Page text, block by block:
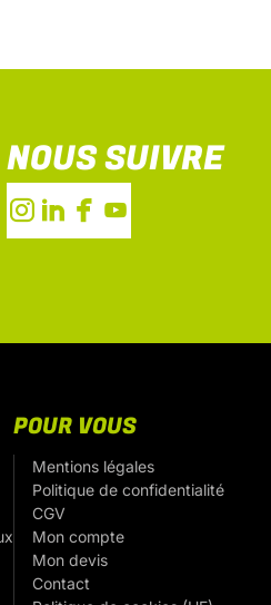
NOUS SUIVRE
POUR VOUS
Mentions légales
Politique de confidentialité
CGV
Mon compte
Mon devis
Contact